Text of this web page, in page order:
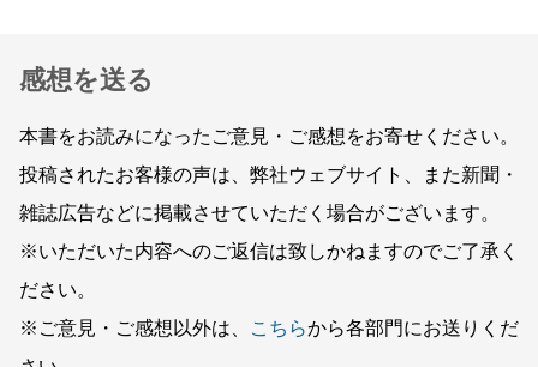
感想を送る
本書をお読みになったご意見・ご感想をお寄せください。
投稿されたお客様の声は、弊社ウェブサイト、また新聞・
雑誌広告などに掲載させていただく場合がございます。
※いただいた内容へのご返信は致しかねますのでご了承く
ださい。
※ご意見・ご感想以外は、
こちらから各部門にお送りくだ